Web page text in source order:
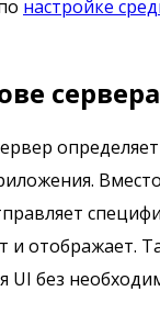
настройке
сервера
и отображает.
UI без